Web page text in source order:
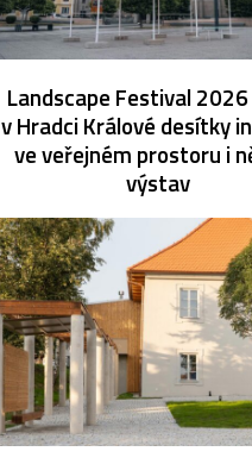
Landscape Festival
v Hradci Králové desítky
ve veřejném prostoru i
výstav